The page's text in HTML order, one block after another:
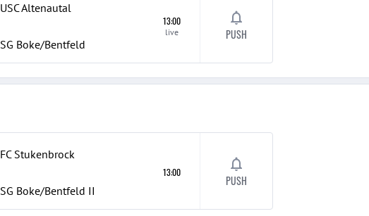
USC Altenautal
SG Boke/Bentfeld
13:00
live PUSH
FC Stukenbrock
SG Boke/Bentfeld II
13:00
PUSH